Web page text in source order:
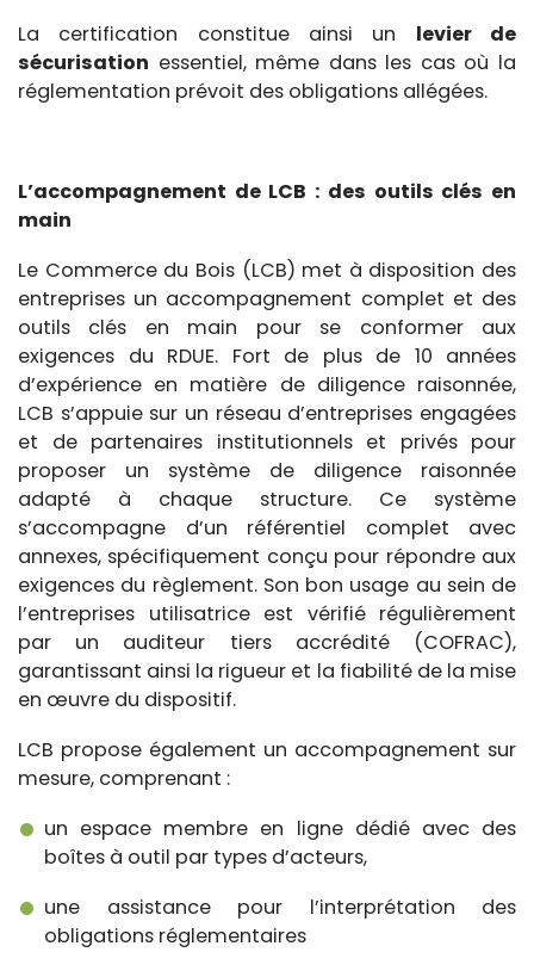
La certification constitue ainsi un levier de
sécurisation essentiel, même dans les cas où la
réglementation prévoit des obligations allégées.
L’accompagnement de LCB : des outils clés en
main
Le Commerce du Bois (LCB) met à disposition des
entreprises un accompagnement complet et des
outils clés en main pour se conformer aux
exigences du RDUE. Fort de plus de 10 années
d’expérience en matière de diligence raisonnée,
LCB s’appuie sur un réseau d’entreprises engagées
et de partenaires institutionnels et privés pour
proposer un système de diligence raisonnée
adapté à chaque structure. Ce système
s’accompagne d’un référentiel complet avec
annexes, spécifiquement conçu pour répondre aux
exigences du règlement. Son bon usage au sein de
l’entreprises utilisatrice est vérifié régulièrement
par un auditeur tiers accrédité (COFRAC),
garantissant ainsi la rigueur et la fiabilité de la mise
en œuvre du dispositif.
LCB propose également un accompagnement sur
mesure, comprenant :
un espace membre en ligne dédié avec des
boîtes à outil par types d’acteurs,
une assistance pour l’interprétation des
obligations réglementaires